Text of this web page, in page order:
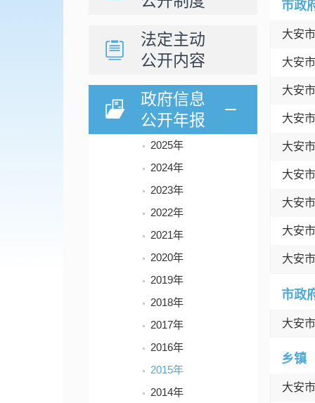
法定主动
公开内容
政府信息
公开年报
2025年
2024年
2023年
2022年
2021年
2020年
2019年
2018年
2017年
2016年
2015年
2014年
市政
大安
大安
大安
大安
大安
大安
大安
大安
大安
市政
大安
乡镇
大安